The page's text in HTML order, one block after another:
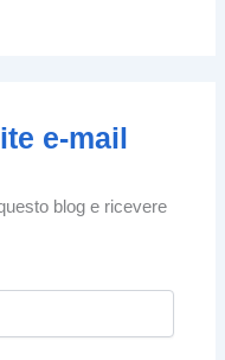
e-mail
blog e ricevere